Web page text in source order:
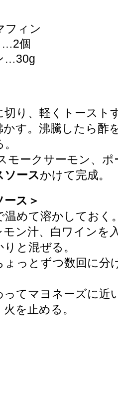
フィン
…30g
り、軽くトースト
す。沸騰したら酢
モークサーモン、
ソースかけて完成。
ース＞
温めて溶かしておく
モン汁、白ワインを
と混ぜる。
っとずつ数回に分
ってマヨネーズに近
を止める。